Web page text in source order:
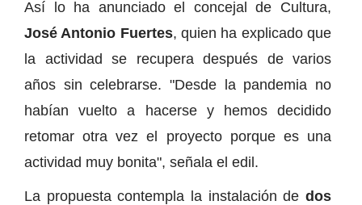
Así lo ha anunciado el concejal de Cultura,
José Antonio Fuertes, quien ha explicado que
la actividad se recupera después de varios
años sin celebrarse. "Desde la pandemia no
habían vuelto a hacerse y hemos decidido
retomar otra vez el proyecto porque es una
actividad muy bonita", señala el edil.
La propuesta contempla la instalación de dos